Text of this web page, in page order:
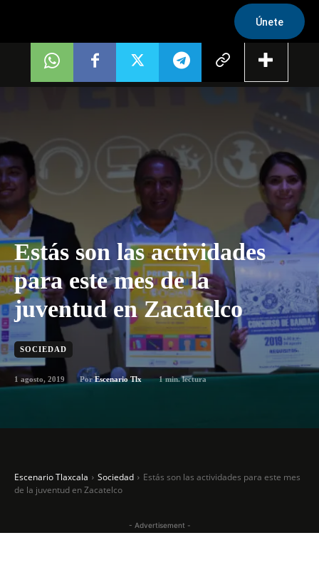
Únete
Estás son las actividades
para este mes de la
juventud en Zacatelco
SOCIEDAD
1 agosto, 2019 Por Escenario Tlx 1min. lectura
Escenario Tlaxcala Sociedad
Estás son las actividades para este mes
de la juventud en Zacatelco
- Advertisement -